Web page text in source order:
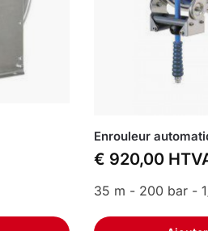
Enrouleur
€ 920,00
35 m - 200 bar -